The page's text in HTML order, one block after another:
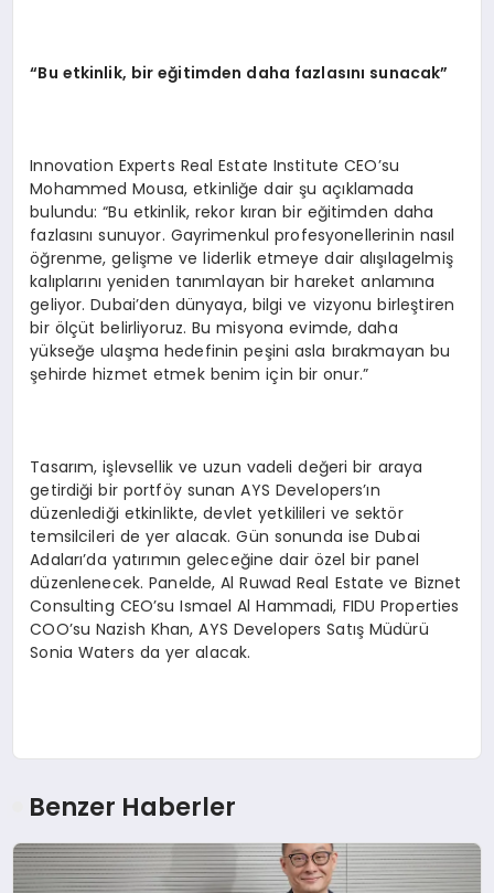
“Bu etkinlik, bir eğitimden daha fazlasını sunacak”
Innovation Experts Real Estate Institute CEO’su
Mohammed Mousa, etkinliğe dair şu açıklamada
bulundu: “Bu etkinlik, rekor kıran bir eğitimden daha
fazlasını sunuyor. Gayrimenkul profesyonellerinin nasıl
öğrenme, gelişme ve liderlik etmeye dair alışılagelmiş
kalıplarını yeniden tanımlayan bir hareket anlamına
geliyor. Dubai’den dünyaya, bilgi ve vizyonu birleştiren
bir ölçüt belirliyoruz. Bu misyona evimde, daha
yükseğe ulaşma hedefinin peşini asla bırakmayan bu
şehirde hizmet etmek benim için bir onur.”
Tasarım, işlevsellik ve uzun vadeli değeri bir araya
getirdiği bir portföy sunan AYS Developers’ın
düzenlediği etkinlikte, devlet yetkilileri ve sektör
temsilcileri de yer alacak. Gün sonunda ise Dubai
Adaları’da yatırımın geleceğine dair özel bir panel
düzenlenecek. Panelde, Al Ruwad Real Estate ve Biznet
Consulting CEO’su Ismael Al Hammadi, FIDU Properties
COO’su Nazish Khan, AYS Developers Satış Müdürü
Sonia Waters da yer alacak.
Benzer Haberler